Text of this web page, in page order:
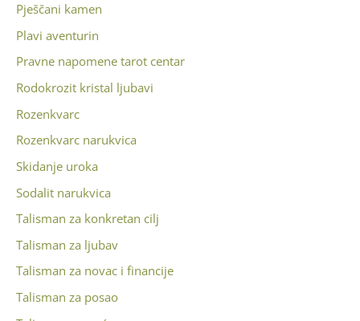
Pješčani kamen
Plavi aventurin
Pravne napomene tarot centar
Rodokrozit kristal ljubavi
Rozenkvarc
Rozenkvarc narukvica
Skidanje uroka
Sodalit narukvica
Talisman za konkretan cilj
Talisman za ljubav
Talisman za novac i financije
Talisman za posao